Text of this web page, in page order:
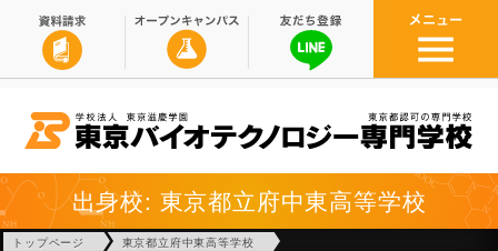
出身校: 東京都立府中東高等学校
トップページ 東京都立府中東高等学校